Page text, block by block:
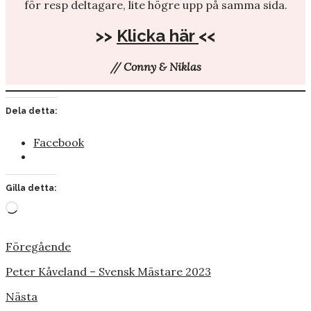
för resp deltagare, lite högre upp på samma sida.
>> Klicka här <<
// Conny & Niklas
Dela detta:
Facebook
Gilla detta:
Laddar
Föregående
Peter Kåveland – Svensk Mästare 2023
Nästa